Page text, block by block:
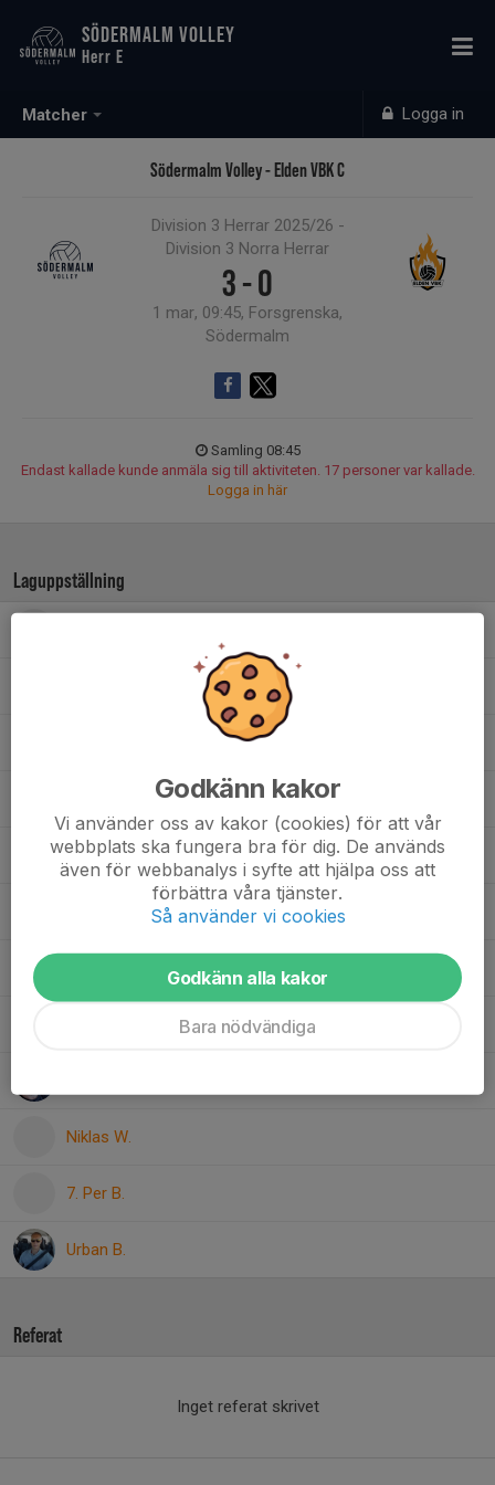
Matcher Logga in
SÖDERMALM VOLLEY
Herr E
Södermalm Volley - Elden VBK C
Division 3 Herrar 2025/26 -
Division 3 Norra Herrar
3 - 0
1 mar, 09:45, Forsgrenska,
Södermalm
Samling 08:45
Endast kallade kunde anmäla sig till aktiviteten. 17 personer var kallade.
Logga in här
Laguppställning
, Vilande spelare
Joachim M.
Niklas W.
7. Per B.
Urban B.
Referat
Inget referat skrivet
Godkänn kakor
Vi använder oss av kakor (cookies) för att vår
webbplats ska fungera bra för dig. De används
även för webbanalys i syfte att hjälpa oss att
förbättra våra tjänster.
Så använder vi cookies
Godkänn alla kakor
Bara nödvändiga